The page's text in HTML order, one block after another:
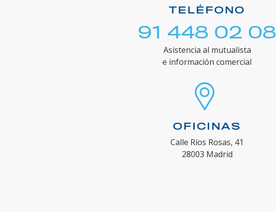
TELÉFONO
91 448 02 08
Asistencia al mutualista
e información comercial
OFICINAS
Calle Ríos Rosas, 41
28003 Madrid